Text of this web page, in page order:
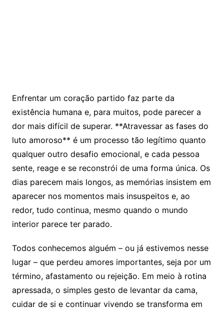
Enfrentar um coração partido faz parte da
existência humana e, para muitos, pode parecer a
dor mais difícil de superar. **Atravessar as fases do
luto amoroso** é um processo tão legítimo quanto
qualquer outro desafio emocional, e cada pessoa
sente, reage e se reconstrói de uma forma única. Os
dias parecem mais longos, as memórias insistem em
aparecer nos momentos mais insuspeitos e, ao
redor, tudo continua, mesmo quando o mundo
interior parece ter parado.
Todos conhecemos alguém – ou já estivemos nesse
lugar – que perdeu amores importantes, seja por um
término, afastamento ou rejeição. Em meio à rotina
apressada, o simples gesto de levantar da cama,
cuidar de si e continuar vivendo se transforma em